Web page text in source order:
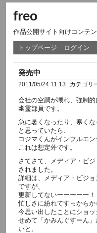
freo
作品公開サイト向けコンテン
トップページ ログイン
発売中
2011/05/24 11:13 カテゴリ
会社の空調が壊れ、強制的
幽霊部員です。
急に暑くなったり、寒く
と思っていたら、
コジマくんがインフルエン
これは想定外です。
さてさて、メディア・ビ
されました。
詳細は、メディア・ビジ
ですが、
更新してないーーーーー！
忙しさに紛れてすっからか
今思い出したことにショッ
せめて「かみんぐすーん
いと。